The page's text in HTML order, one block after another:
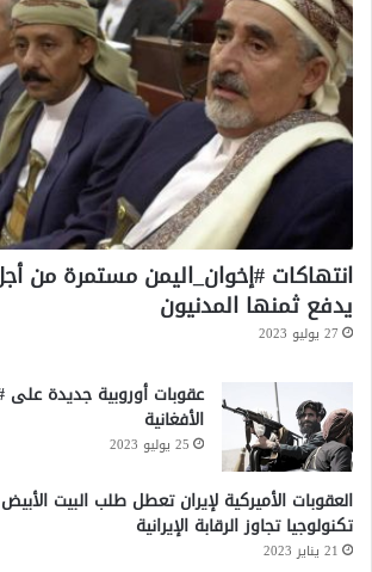
ف
ا
ل
ظ
م
ف
ر
و
ع
ه
ي
ل
ب
ن
ا
ن
و
ت
ص
ع
د
ي
انتهاكات #إخوان_اليمن مستمرة من
يدفع ثمنها المدنيون
27 يوليو 2023
عقوبات أوروبية جديدة على
الأفغانية
25 يوليو 2023
العقوبات الأميركية لإيران تعطل طلب البيت
تكنولوجيا تجاوز الرقابة الإيرانية
21 يناير 2023